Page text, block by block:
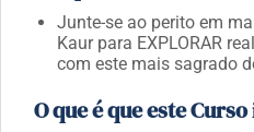
Junte-se ao perito em
Kaur para EXPLORAR
com este mais sagrado
O que é que este